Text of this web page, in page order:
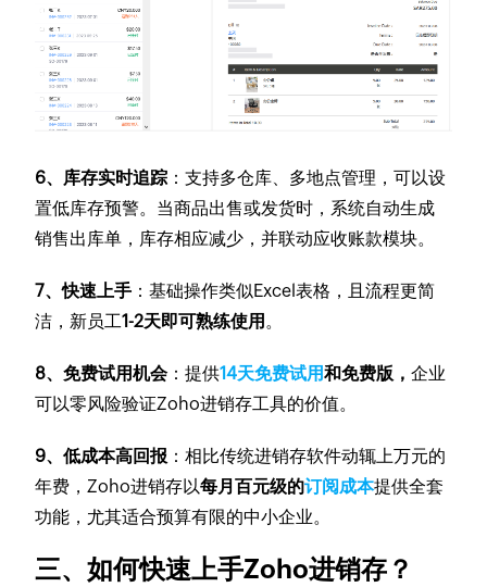
6、库存实时追踪 ：支持多仓库、多地点管理，可以设
置低库存预警。当商品出售或发货时，系统自动生成
销售出库单，库存相应减少，并联动应收账款模块。
7、快速上手 ：基础操作类似Excel表格，且流程更简
洁，新员工1-2天即可熟练使用 。
8、免费试用机会：提供14天免费试用和免费版，企业
可以零风险验证Zoho进销存工具的价值。
9、低成本高回报 ：相比传统进销存软件动辄上万元的
年费，Zoho进销存以每月百元级的订阅成本提供全套
功能，尤其适合预算有限的中小企业。
三、如何快速上手Zoho进销存？